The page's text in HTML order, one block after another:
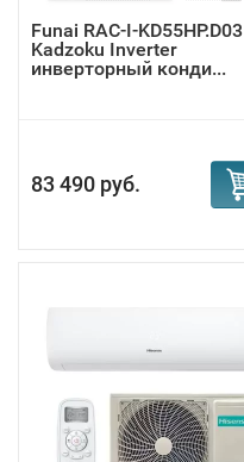
Funai RAC-I-KD55HP.D03
Kadzoku Inverter
инверторный конди...
83 490 руб.